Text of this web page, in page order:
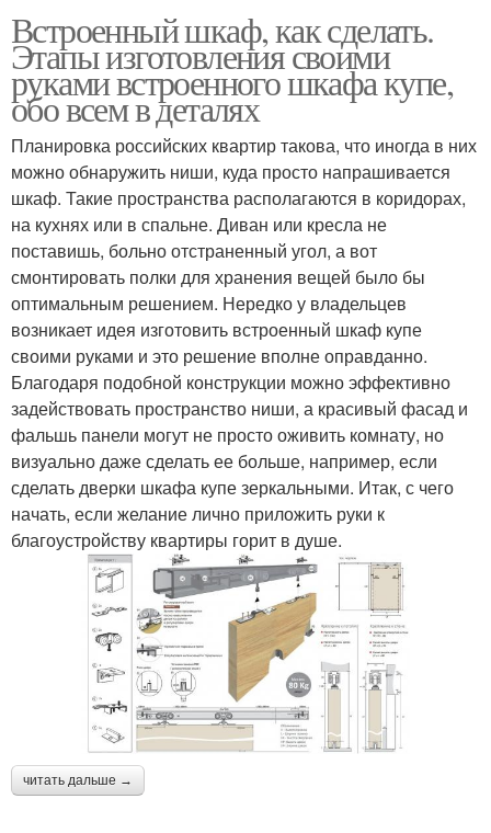
Встроенный шкаф, как сделать.
Этапы изготовления своими
руками встроенного шкафа купе,
обо всем в деталях
Планировка российских квартир такова, что иногда в них
можно обнаружить ниши, куда просто напрашивается
шкаф. Такие пространства располагаются в коридорах,
на кухнях или в спальне. Диван или кресла не
поставишь, больно отстраненный угол, а вот
смонтировать полки для хранения вещей было бы
оптимальным решением. Нередко у владельцев
возникает идея изготовить встроенный шкаф купе
своими руками и это решение вполне оправданно.
Благодаря подобной конструкции можно эффективно
задействовать пространство ниши, а красивый фасад и
фальшь панели могут не просто оживить комнату, но
визуально даже сделать ее больше, например, если
сделать дверки шкафа купе зеркальными. Итак, с чего
начать, если желание лично приложить руки к
благоустройству квартиры горит в душе.
читать дальше →